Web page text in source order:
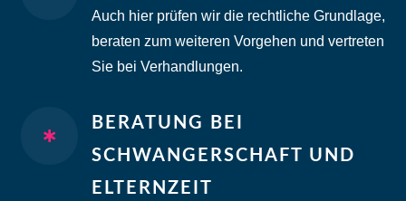
Auch hier prüfen wir die rechtliche Grundlage,
beraten zum weiteren Vorgehen und vertreten
Sie bei Verhandlungen.

BERATUNG BEI
SCHWANGERSCHAFT UND
ELTERNZEIT